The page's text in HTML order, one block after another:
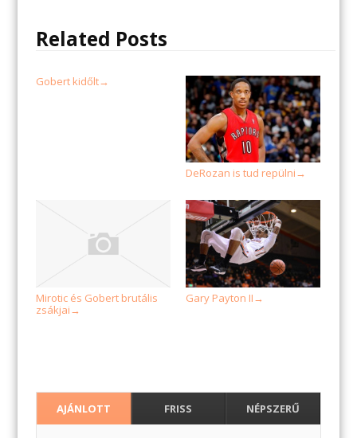
Related Posts
Gobert kidőlt→
DeRozan is tud repülni →
Mirotic és Gobert brutális
zsákjai →
Gary Payton II →
AJÁNLOTT FRISS NÉPSZERŰ